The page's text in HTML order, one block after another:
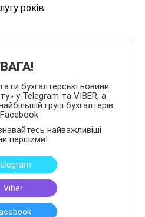
років.
бухгалтерські новини
у Telegram та VIBER, а
групі бухгалтерів
найважливіші
першими!
Viber